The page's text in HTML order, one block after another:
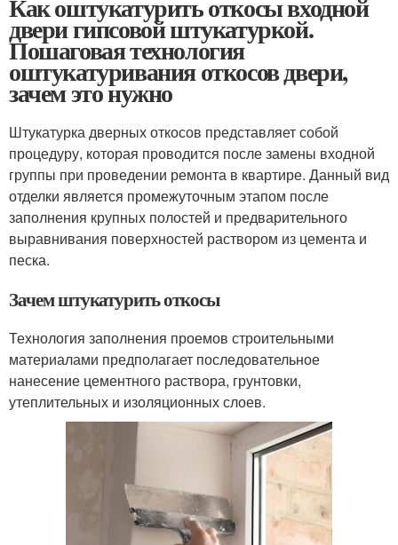
Как оштукатурить откосы входной
двери гипсовой штукатуркой.
Пошаговая технология
оштукатуривания откосов двери,
зачем это нужно
Штукатурка дверных откосов представляет собой
процедуру, которая проводится после замены входной
группы при проведении ремонта в квартире. Данный вид
отделки является промежуточным этапом после
заполнения крупных полостей и предварительного
выравнивания поверхностей раствором из цемента и
песка.
Зачем штукатурить откосы
Технология заполнения проемов строительными
материалами предполагает последовательное
нанесение цементного раствора, грунтовки,
утеплительных и изоляционных слоев.